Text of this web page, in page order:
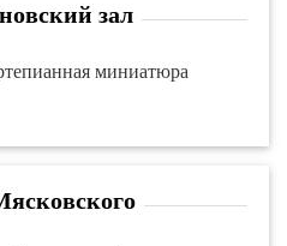
зал
миниатюра